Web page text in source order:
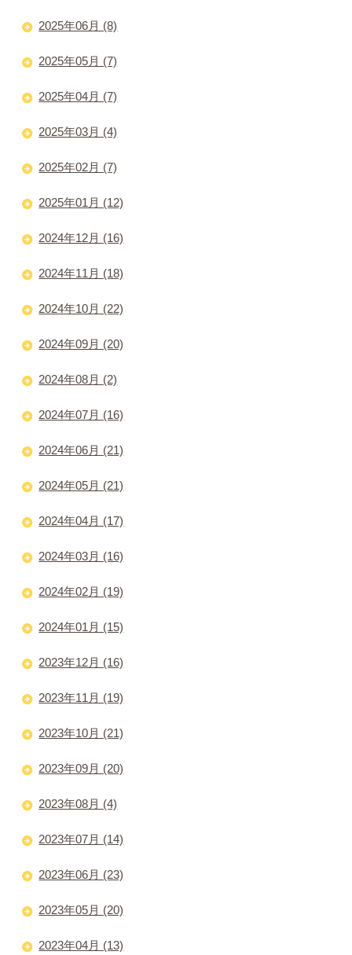
2025年06月 (8)
2025年05月 (7)
2025年04月 (7)
2025年03月 (4)
2025年02月 (7)
2025年01月 (12)
2024年12月 (16)
2024年11月 (18)
2024年10月 (22)
2024年09月 (20)
2024年08月 (2)
2024年07月 (16)
2024年06月 (21)
2024年05月 (21)
2024年04月 (17)
2024年03月 (16)
2024年02月 (19)
2024年01月 (15)
2023年12月 (16)
2023年11月 (19)
2023年10月 (21)
2023年09月 (20)
2023年08月 (4)
2023年07月 (14)
2023年06月 (23)
2023年05月 (20)
2023年04月 (13)